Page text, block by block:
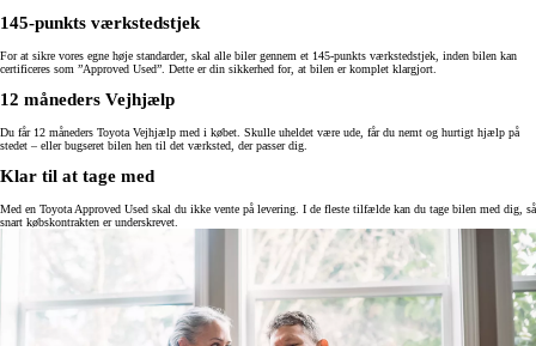
145-punkts værkstedstjek
For at sikre vores egne høje standarder, skal alle biler gennem et 145-punkts værkstedstjek, inden bilen kan
certificeres som ”Approved Used”. Dette er din sikkerhed for, at bilen er komplet klargjort.
12 måneders Vejhjælp
Du får 12 måneders Toyota Vejhjælp med i købet. Skulle uheldet være ude, får du nemt og hurtigt hjælp på
stedet – eller bugseret bilen hen til det værksted, der passer dig.
Klar til at tage med
Med en Toyota Approved Used skal du ikke vente på levering. I de fleste tilfælde kan du tage bilen med dig, så
snart købskontrakten er underskrevet.